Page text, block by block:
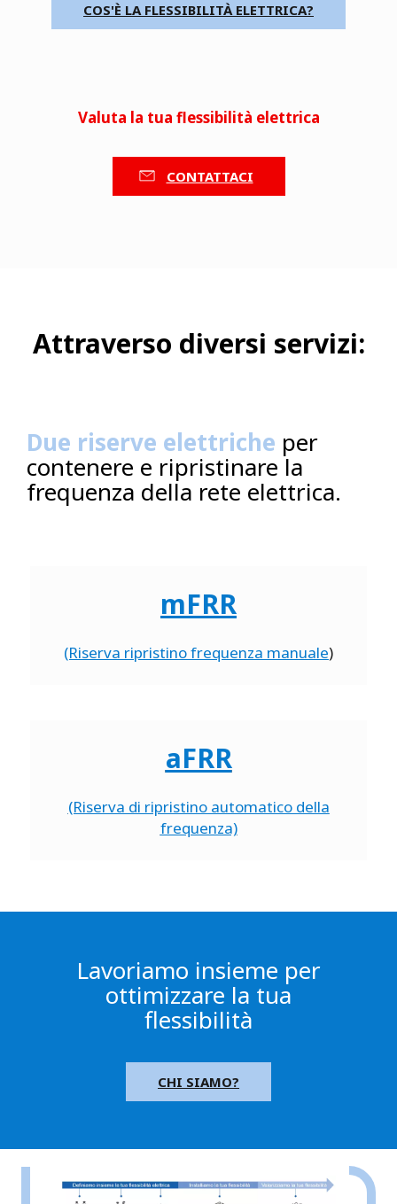
COS'È LA FLESSIBILITÀ ELETTRICA?
Valuta la tua flessibilità elettrica
CONTATTACI
Attraverso diversi servizi:
Due riserve elettriche per
contenere e ripristinare la
frequenza della rete elettrica.
mFRR
(Riserva ripristino frequenza manuale)
aFRR
(Riserva di ripristino automatico della
frequenza)
Lavoriamo insieme per
ottimizzare la tua
flessibilità
CHI SIAMO?